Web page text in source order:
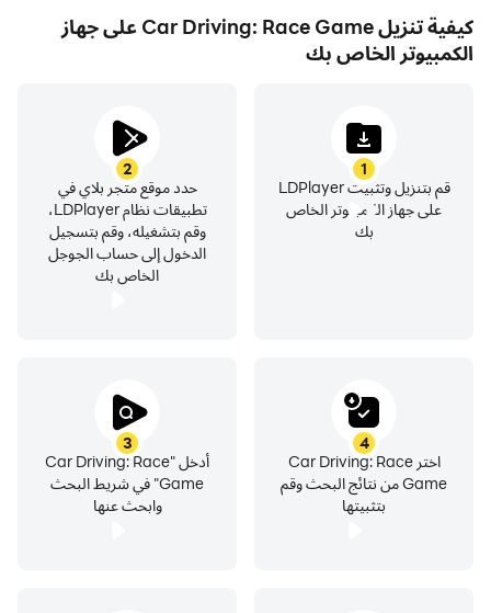
modes for a variety of gameplay options.
Offline Gameplay: Enjoy the game anytime, anywhere,
Compete with players from around the world and
showcase your driving skills. Whether you're a casual
player looking to cruise or a hardcore racer chasing
top times, Car Driving 2025 offers the perfect driving
كيفية تنزيل Car Driving: Race Game على جهاز
الكمبيوتر الخاص بك
1
قم بتنزيل وتثبيت LDPlayer
على جهاز الكمبيوتر الخاص
بك
2
حدد موقع متجر بلاي في
تطبيقات نظام LDPlayer،
وقم بتشغيله، وقم بتسجيل
الدخول إلى حساب الجوجل
الخاص بك
3
أدخل "Car Driving: Race
Game" في شريط البحث
وابحث عنها
4
اختر Car Driving: Race
Game من نتائج البحث وقم
بتثبيتها